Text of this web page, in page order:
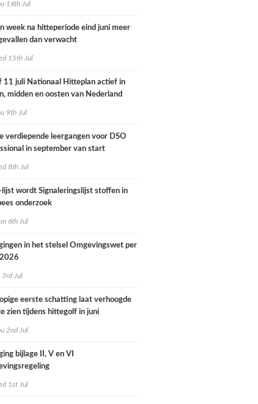
16th Jul
week na hitteperiode eind juni meer
dan verwacht
15th Jul
11 juli Nationaal Hitteplan actief in
midden en oosten van Nederland
9th Jul
verdiepende leergangen voor DSO
in september van start
8th Jul
lijst wordt Signaleringslijst stoffen in
onderzoek
6th Jul
in het stelsel Omgevingswet per
3rd Jul
eerste schatting laat verhoogde
zien tijdens hittegolf in juni
2nd Jul
bijlage II, V en VI
1st Jul